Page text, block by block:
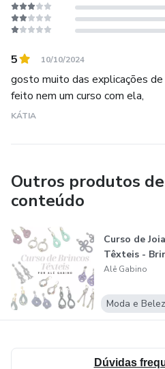
5 10/10/2024
gosto muito das explicações
feito nem um curso com ela,
KÁTIA
Outros produtos
conteúdo
Curso de
Têxteis -
Alê Gabino
Moda e
Dúvidas